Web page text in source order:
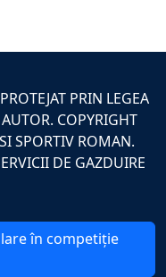
PRIN LEGEA
COPYRIGHT
SPORTIV ROMAN.
DE GAZDUIRE
în competiție